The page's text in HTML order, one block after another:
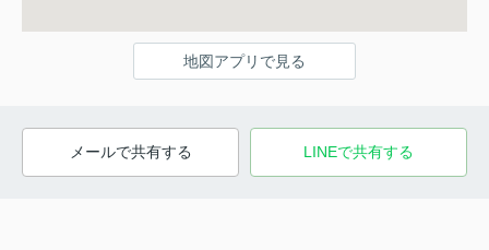
地図アプリで見る
メールで共有する LINEで共有する